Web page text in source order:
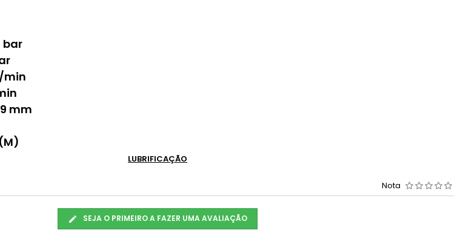
bar
min
mm
LUBRIFICAÇÃO
Nota
SEJA O PRIMEIRO A FAZER UMA AVALIAÇÃO